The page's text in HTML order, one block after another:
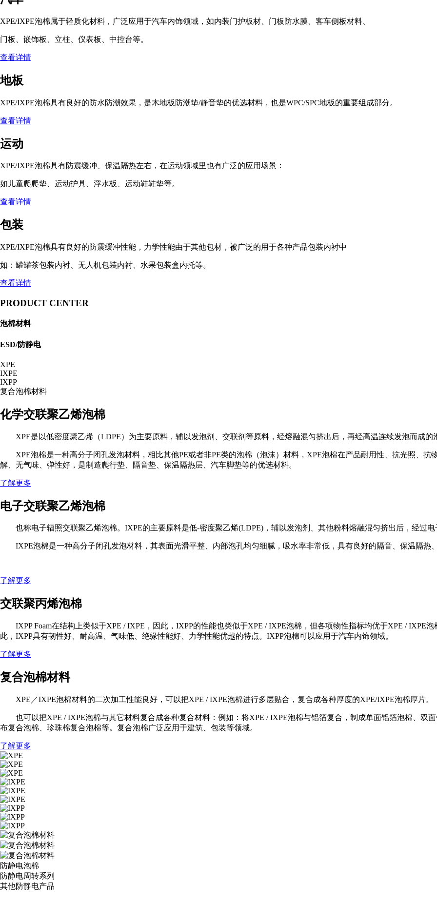
XPE/IXPE泡棉属于轻质化材料，广泛应用于汽车内饰领域，如内装门护板材、门板防水膜、客车侧板材料、
门板、嵌饰板、立柱、仪表板、中控台等。
查看详情
地板
XPE/IXPE泡棉具有良好的防水防潮效果，是木地板防潮垫/静音垫的优选材料，也是WPC/SPC地板的重要组成部分。
查看详情
运动
XPE/IXPE泡棉具有防震缓冲、保温隔热左右，在运动领域里也有广泛的应用场景：
如儿童爬爬垫、运动护具、浮水板、运动鞋鞋垫等。
查看详情
包装
XPE/IXPE泡棉具有良好的防震缓冲性能，力学性能由于其他包材，被广泛的用于各种产品包装内衬中
如：罐罐茶包装内衬、无人机包装内衬、水果包装盒内托等。
查看详情
PRODUCT CENTER
泡棉材料
ESD/防静电
XPE
IXPE
IXPP
复合泡棉材料
化学交联聚乙烯泡棉
XPE是以低密度聚乙烯（LDPE）为主要原料，辅以发泡剂、交联剂等原料，经熔融混匀挤出后，再经高温连续发泡而成的
XPE泡棉是一种高分子闭孔发泡材料，相比其他PE或者非PE类的泡棉（泡沫）材料，XPE泡棉在产品耐用性、抗光照、
解、无气味、弹性好，是制造爬行垫、隔音垫、保温隔热层、汽车脚垫等的优选材料。
了解更多
电子交联聚乙烯泡棉
也称电子辐照交联聚乙烯泡棉。IXPE的主要原料是低-密度聚乙烯(LDPE)，辅以发泡剂、其他粉料熔融混匀挤出后，经过
IXPE泡棉是一种高分子闭孔发泡材料，其表面光滑平整、内部泡孔均匀细腻，吸水率非常低，具有良好的隔音、保温隔热
了解更多
交联聚丙烯泡棉
IXPP Foam在结构上类似于XPE / IXPE，因此，IXPP的性能也类似于XPE / IXPE泡棉，但各项物性指标均优于XPE / IXPE
此，IXPP具有韧性好、耐高温、气味低、绝缘性能好、力学性能优越的特点。IXPP泡棉可以应用于汽车内饰领域。
了解更多
复合泡棉材料
XPE／IXPE泡棉材料的二次加工性能良好，可以把XPE / IXPE泡棉进行多层贴合，复合成各种厚度的XPE/IXPE泡棉厚片。
也可以把XPE / IXPE泡棉与其它材料复合成各种复合材料：例如：将XPE / IXPE泡棉与铝箔复合，制成单面铝箔泡棉、双
布复合泡棉、珍珠棉复合泡棉等。复合泡棉广泛应用于建筑、包装等领域。
了解更多
防静电泡棉
防静电周转系列
其他防静电产品